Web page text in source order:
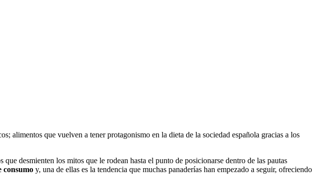
alimentos que vuelven a tener protagonismo en la dieta de la sociedad española gracias a los
desmienten los mitos que le rodean hasta el punto de posicionarse dentro de las pautas
consumo y, una de ellas es la tendencia que muchas panaderías han empezado a seguir, ofreciendo